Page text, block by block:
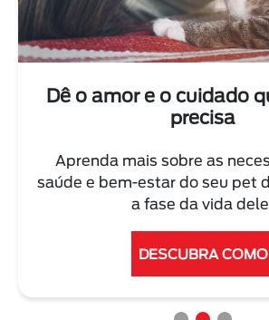
Dê o amor e o cuidado
precisa
Aprenda mais sobre as
saúde e bem-estar do seu pet
a fase da vida
DESCUBRA COMO